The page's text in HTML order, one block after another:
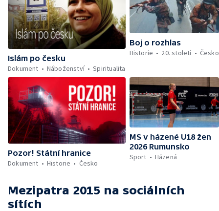
Islám po česku
Dokument
Náboženství Spiritualita
Boj o rozhlas
Historie
20. století Česko
Pozor! Státní hranice
Dokument
Historie Česko
MS v házené U18 žen
2026 Rumunsko
Sport
Házená
Mezipatra 2015 na sociálních
sítích